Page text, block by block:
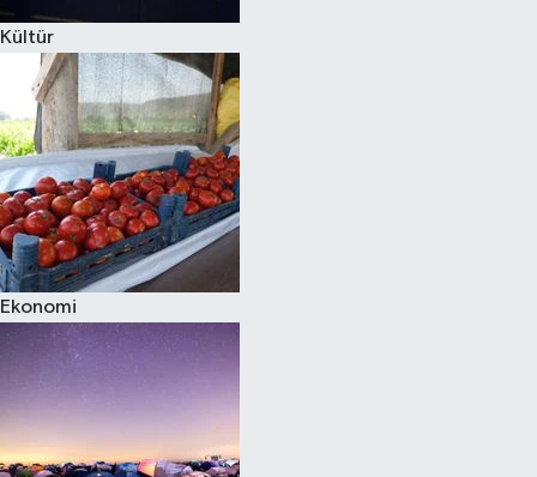
Kültür
Ekonomi
Teknoloji
Televizyon
Yaşam-Çevre